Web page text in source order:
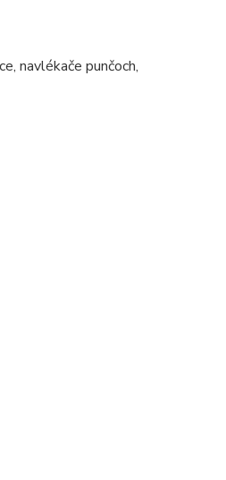
navlékače punčoch,